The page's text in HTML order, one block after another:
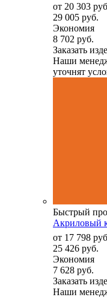
от 20 303
29 005 руб.
Экономия
8 702 руб.
Заказать
Наши
уточнят
Быстрый
Акриловый
от 17 798
25 426 руб.
Экономия
7 628 руб.
Заказать
Наши